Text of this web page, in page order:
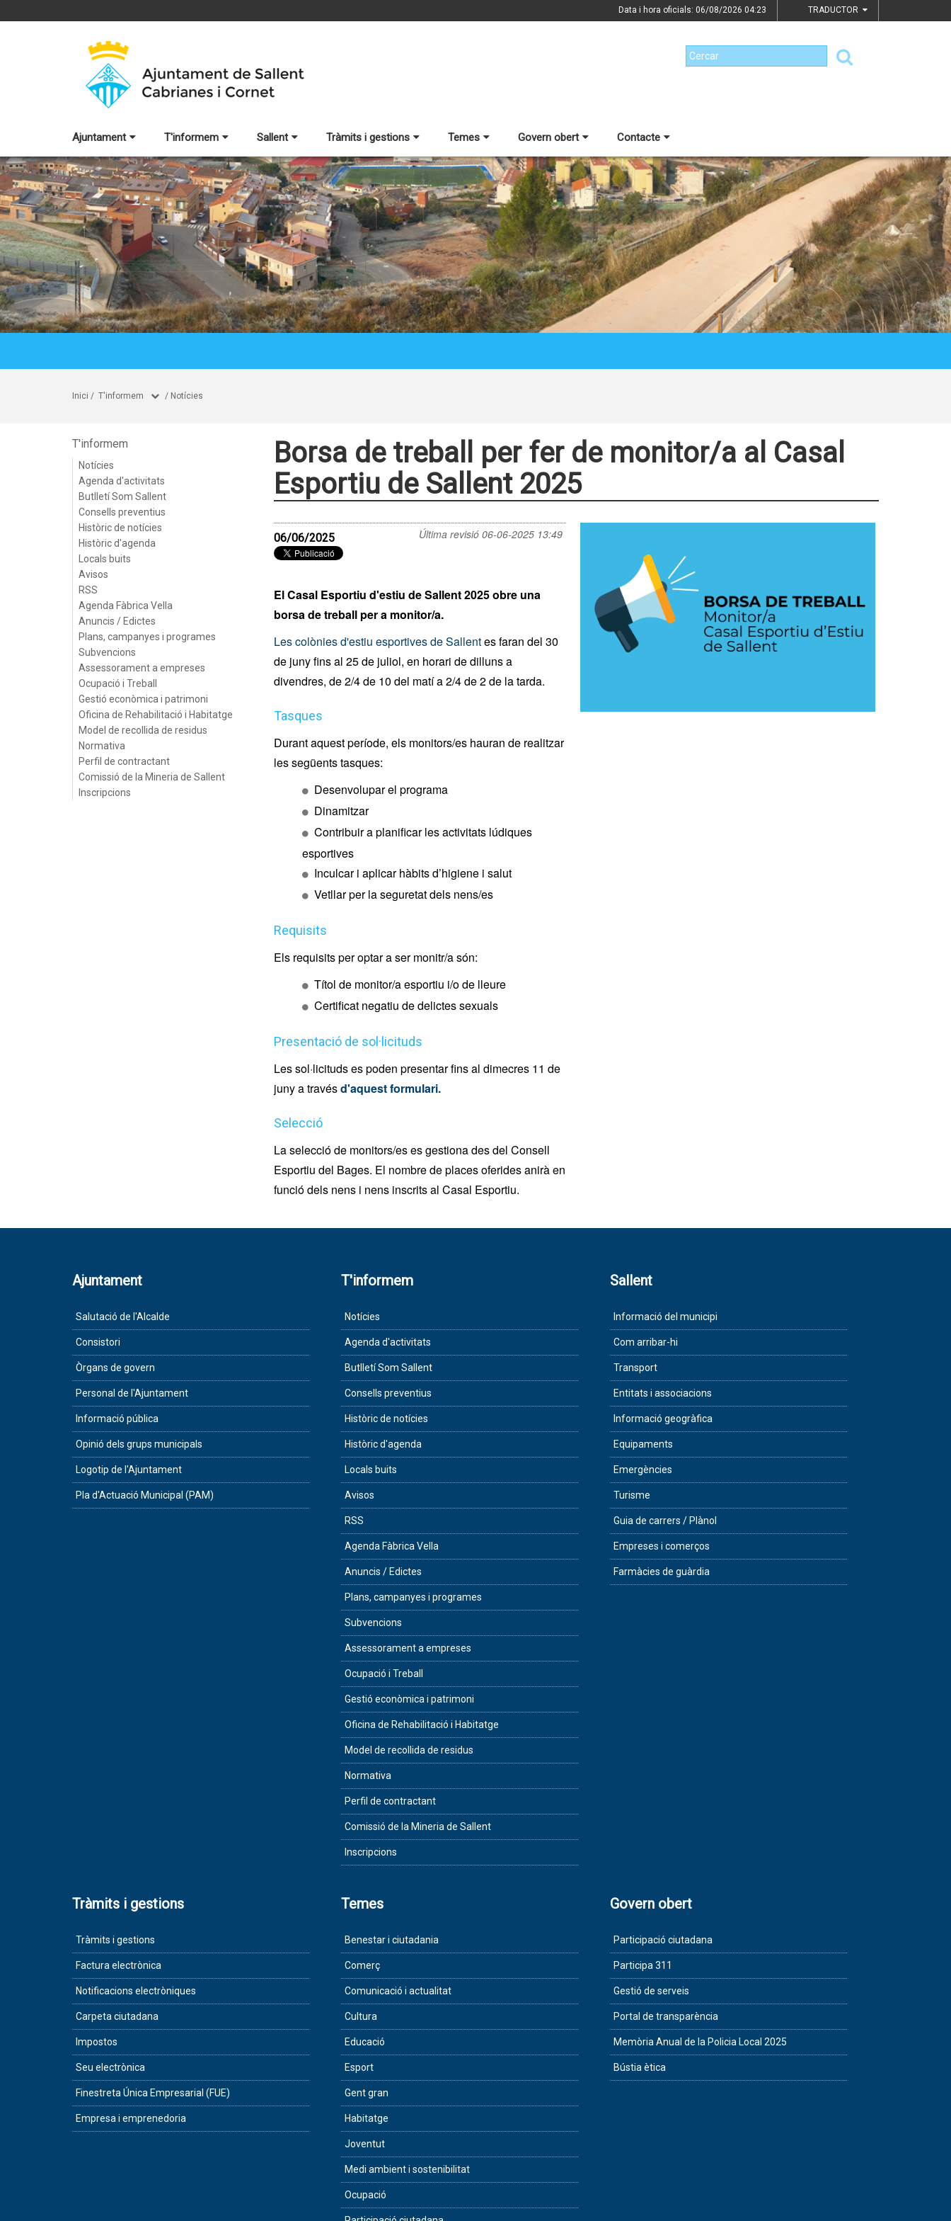
Data i hora oficials: 06/08/2026 04:23 TRADUCTOR
Ajuntament T'informem Sallent Tràmits i gestions Temes Govern obert Contacte
Inici / T'informem / Notícies
T'informem
Notícies
Agenda d'activitats
Butlletí Som Sallent
Consells preventius
Històric de notícies
Històric d'agenda
Locals buits
Avisos
RSS
Agenda Fàbrica Vella
Anuncis / Edictes
Plans, campanyes i programes
Subvencions
Assessorament a empreses
Ocupació i Treball
Gestió econòmica i patrimoni
Oficina de Rehabilitació i Habitatge
Model de recollida de residus
Normativa
Perfil de contractant
Comissió de la Mineria de Sallent
Inscripcions
Borsa de treball per fer de monitor/a al Casal
Esportiu de Sallent 2025
Última revisió 06-06-2025 13:49
06/06/2025
El Casal Esportiu d'estiu de Sallent 2025 obre una
borsa de treball per a monitor/a.
Les colònies d'estiu esportives de Sallentes faran del 30
de juny fins al 25 de juliol, en horari de dilluns a
divendres, de 2/4 de 10 del matí a 2/4 de 2 de la tarda.
Tasques
Durant aquest període, els monitors/es hauran de realitzar
les següents tasques:
Desenvolupar el programa
Dinamitzar
Contribuir a planificar les activitats lúdiques
esportives
Inculcar i aplicar hàbits d’higiene i salut
Vetllar per la seguretat dels nens/es
Requisits
Els requisits per optar a ser monitr/a són:
Títol de monitor/a esportiu i/o de lleure
Certificat negatiu de delictes sexuals
Presentació de sol·licituds
Les sol·licituds es poden presentar fins al dimecres 11 de
juny a travésd'aquest formulari.
Selecció
La selecció de monitors/es es gestiona des del Consell
Esportiu del Bages. El nombre de places oferides anirà en
funció dels nens i nens inscrits al Casal Esportiu.
Ajuntament
Salutació de l'Alcalde
Consistori
Òrgans de govern
Personal de l'Ajuntament
Informació pública
Opinió dels grups municipals
Logotip de l'Ajuntament
Pla d'Actuació Municipal (PAM)
T'informem
Notícies
Agenda d'activitats
Butlletí Som Sallent
Consells preventius
Històric de notícies
Històric d'agenda
Locals buits
Avisos
RSS
Agenda Fàbrica Vella
Anuncis / Edictes
Plans, campanyes i programes
Subvencions
Assessorament a empreses
Ocupació i Treball
Gestió econòmica i patrimoni
Oficina de Rehabilitació i Habitatge
Model de recollida de residus
Normativa
Perfil de contractant
Comissió de la Mineria de Sallent
Inscripcions
Sallent
Informació del municipi
Com arribar-hi
Transport
Entitats i associacions
Informació geogràfica
Equipaments
Emergències
Turisme
Guia de carrers / Plànol
Empreses i comerços
Farmàcies de guàrdia
Tràmits i gestions
Tràmits i gestions
Factura electrònica
Notificacions electròniques
Carpeta ciutadana
Impostos
Seu electrònica
Finestreta Única Empresarial (FUE)
Empresa i emprenedoria
Temes
Benestar i ciutadania
Comerç
Comunicació i actualitat
Cultura
Educació
Esport
Gent gran
Habitatge
Joventut
Medi ambient i sostenibilitat
Ocupació
Govern obert
Participació ciutadana
Participa 311
Gestió de serveis
Portal de transparència
Memòria Anual de la Policia Local 2025
Bústia ètica